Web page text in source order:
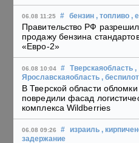
06.08 11:25 # бензин , топливо ,
Правительство РФ
продажу бензина
«Евро-2»
06.08 10:04 # Тверскаяобласть ,
Ярославскаяобласть ,
В Тверской области
повредили фасад
комплекса Wildberries
06.08 09:26 # израиль ,
задержание